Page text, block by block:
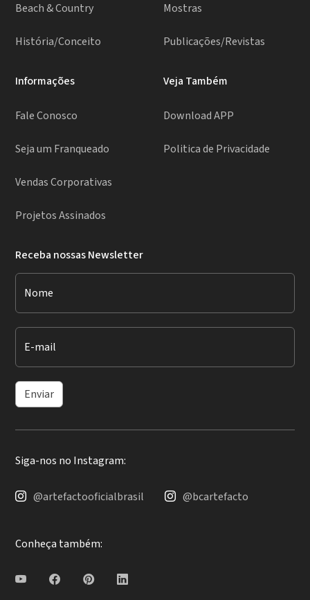
Beach & Country
História/Conceito
Mostras
Publicações/Revistas
Informações
Fale Conosco
Seja um Franqueado
Vendas Corporativas
Projetos Assinados
Veja Também
Download APP
Politica de Privacidade
Receba nossas Newsletter
Nome
E-mail
Enviar
Siga-nos no Instagram:
@artefactooficialbrasil @bcartefacto
Conheça também: